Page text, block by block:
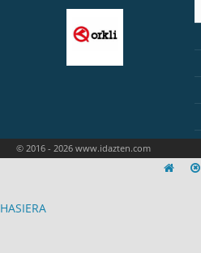
© 2016 - 2026 www.idazten.com
HASIERA